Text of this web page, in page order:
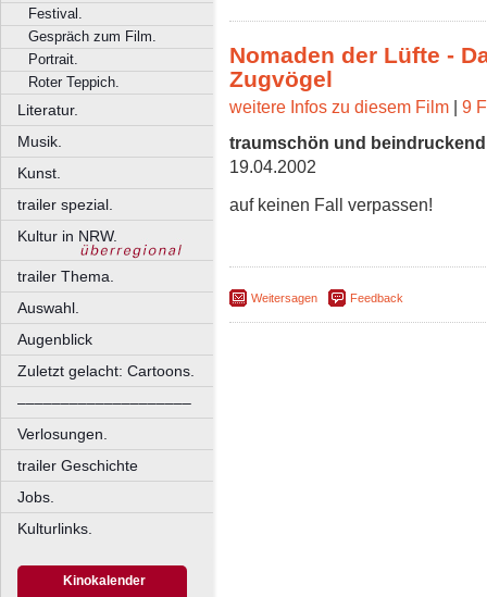
Festival.
Gespräch zum Film.
Portrait.
Roter Teppich.
Literatur.
Musik.
Kunst.
trailer spezial.
Kultur in NRW.
trailer Thema.
Auswahl.
Augenblick
Zuletzt gelacht: Cartoons.
––––––––––––––––––––
Verlosungen.
trailer Geschichte
Jobs.
Kulturlinks.
Kinokalender
Nomaden der Lüfte -
Zugvögel
weitere Infos zu diesem Film | 9
traumschön und beindruckend
19.04.2002
auf keinen Fall verpassen!
Weitersagen Feedback